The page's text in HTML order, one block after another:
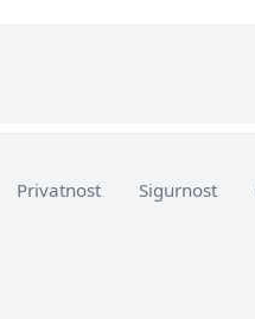
Privatnost Sigurnost